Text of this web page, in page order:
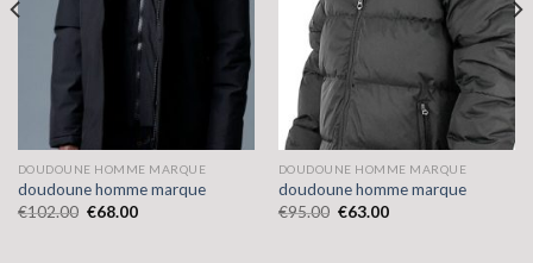
DOUDOUNE HOMME MARQUE
doudoune homme marque
€102.00 €68.00
DOUDOUNE HOMME MARQUE
doudoune homme marque
€95.00 €63.00